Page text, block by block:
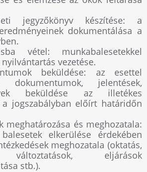
jegyzőkönyv készítése: a
dokumentálása a
vétel: munkabalesetekkel
vezetése.
beküldése: az esettel
dokumentumok, jelentések,
beküldése az illetékes
a jogszabályban előírt határidőn
meghatározása és meghozatala:
elkerülése érdekében
meghozatala (oktatás,
változtatások, eljárások
stb.).